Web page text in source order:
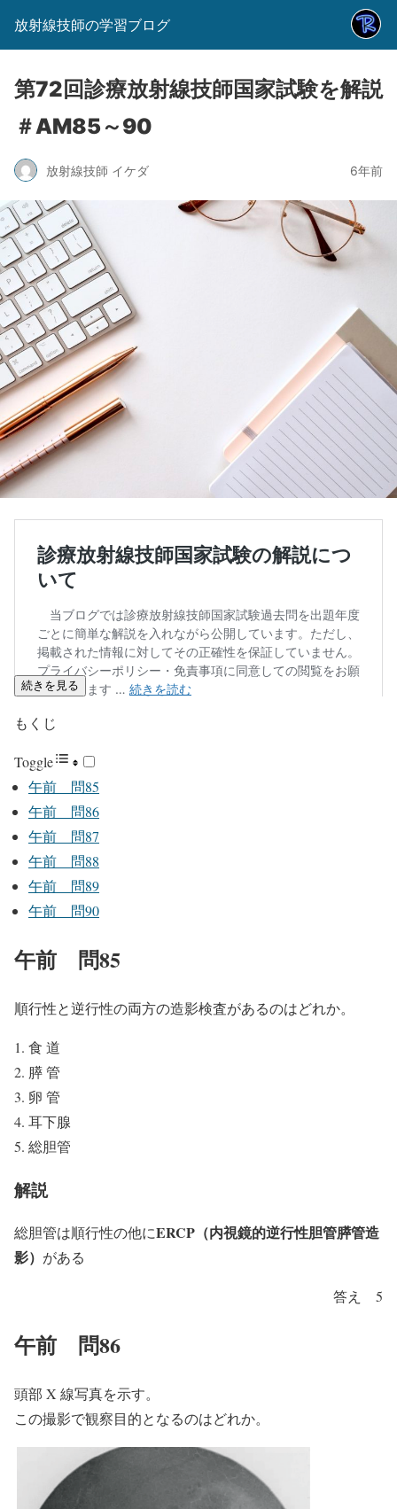
放射線技師の学習ブログ
第72回診療放射線技師国家試験を解説
＃AM85～90
放射線技師 イケダ 6年前
続きを見る
もくじ
Toggle
午前 問85
午前 問86
午前 問87
午前 問88
午前 問89
午前 問90
午前 問85
順行性と逆行性の両方の造影検査があるのはどれか。
食 道
膵 管
卵 管
耳下腺
総胆管
解説
総胆管は順行性の他にERCP（内視鏡的逆行性胆管膵管造
影） がある
答え 5
午前 問86
頭部 X 線写真を示す。
この撮影で観察目的となるのはどれか。